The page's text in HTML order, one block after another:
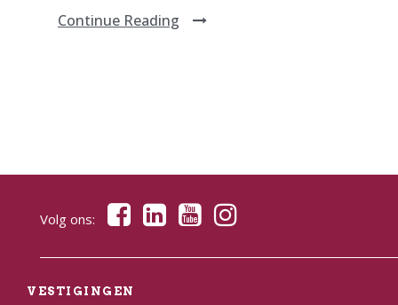
Continue Reading
Volg ons:
VESTIGINGEN